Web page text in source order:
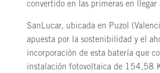
convertido en las primeras en llegar
SanLucar, ubicada en Puzol
apuesta por la sostenibilidad y el
incorporación de esta batería que
instalación fotovoltaica de 154,58